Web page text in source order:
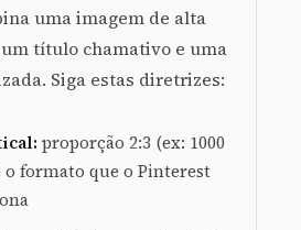
uma imagem de alta
título chamativo e uma
Siga estas diretrizes:
proporção 2:3 (ex: 1000
o formato que o Pinterest